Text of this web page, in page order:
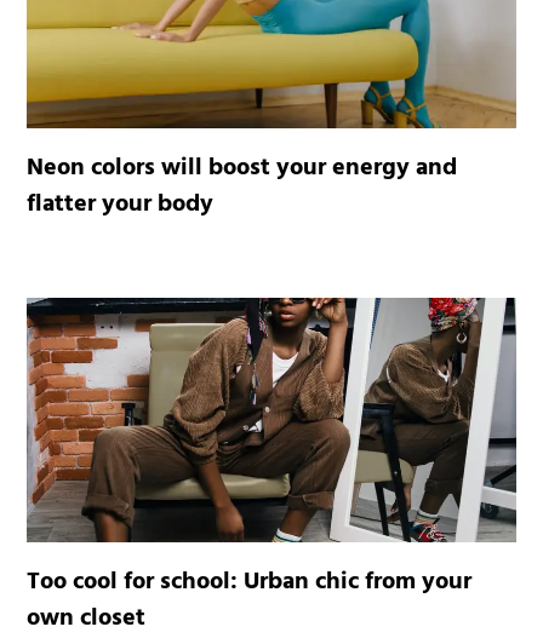
Neon colors will boost your energy and
flatter your body
Too cool for school: Urban chic from your
own closet